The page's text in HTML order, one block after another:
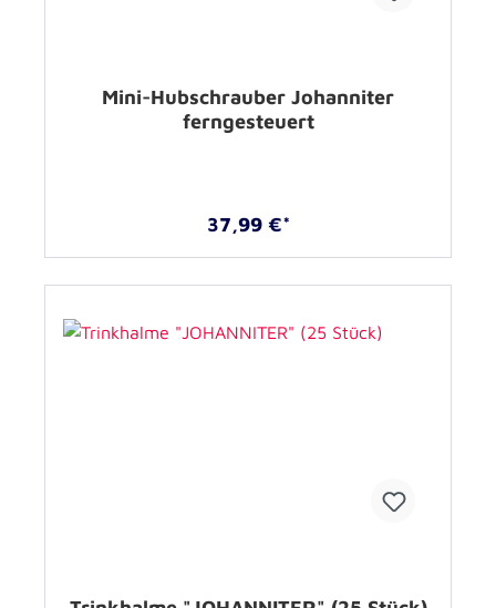
Mini-Hubschrauber Johanniter
ferngesteuert
37,99 €*